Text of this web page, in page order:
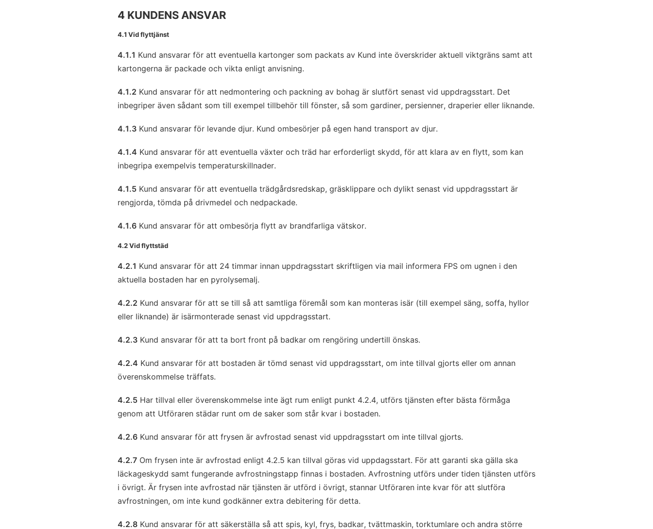
4 KUNDENS ANSVAR
4.1 Vid flyttjänst
4.1.1 Kund ansvarar för att eventuella kartonger som packats av Kund inte överskrider aktuell viktgräns samt att
kartongerna är packade och vikta enligt anvisning.
4.1.2 Kund ansvarar för att nedmontering och packning av bohag är slutfört senast vid uppdragsstart. Det
inbegriper även sådant som till exempel tillbehör till fönster, så som gardiner, persienner, draperier eller liknande.
4.1.3 Kund ansvarar för levande djur. Kund ombesörjer på egen hand transport av djur.
4.1.4 Kund ansvarar för att eventuella växter och träd har erforderligt skydd, för att klara av en flytt, som kan
inbegripa exempelvis temperaturskillnader.
4.1.5 Kund ansvarar för att eventuella trädgårdsredskap, gräsklippare och dylikt senast vid uppdragsstart är
rengjorda, tömda på drivmedel och nedpackade.
4.1.6 Kund ansvarar för att ombesörja flytt av brandfarliga vätskor.
4.2 Vid flyttstäd
4.2.1 Kund ansvarar för att 24 timmar innan uppdragsstart skriftligen via mail informera FPS om ugnen i den
aktuella bostaden har en pyrolysemalj.
4.2.2 Kund ansvarar för att se till så att samtliga föremål som kan monteras isär (till exempel säng, soffa, hyllor
eller liknande) är isärmonterade senast vid uppdragsstart.
4.2.3 Kund ansvarar för att ta bort front på badkar om rengöring undertill önskas.
4.2.4 Kund ansvarar för att bostaden är tömd senast vid uppdragsstart, om inte tillval gjorts eller om annan
överenskommelse träffats.
4.2.5 Har tillval eller överenskommelse inte ägt rum enligt punkt 4.2.4, utförs tjänsten efter bästa förmåga
genom att Utföraren städar runt om de saker som står kvar i bostaden.
4.2.6 Kund ansvarar för att frysen är avfrostad senast vid uppdragsstart om inte tillval gjorts.
4.2.7 Om frysen inte är avfrostad enligt 4.2.5 kan tillval göras vid uppdagsstart. För att garanti ska gälla ska
läckageskydd samt fungerande avfrostningstapp finnas i bostaden. Avfrostning utförs under tiden tjänsten utförs
i övrigt. Är frysen inte avfrostad när tjänsten är utförd i övrigt, stannar Utföraren inte kvar för att slutföra
avfrostningen, om inte kund godkänner extra debitering för detta.
4.2.8 Kund ansvarar för att säkerställa så att spis, kyl, frys, badkar, tvättmaskin, torktumlare och andra större